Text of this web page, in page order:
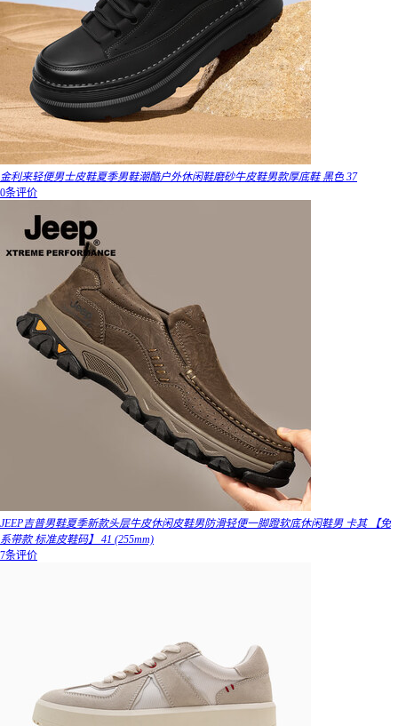
金利来轻便男士皮鞋夏季男鞋潮酷户外休闲鞋磨砂牛皮鞋男款厚底鞋 黑色 37
0条评价
JEEP吉普男鞋夏季新款头层牛皮休闲皮鞋男防滑轻便一脚蹬软底休闲鞋男 卡其 【免
系带款 标准皮鞋码】 41 (255mm)
7条评价